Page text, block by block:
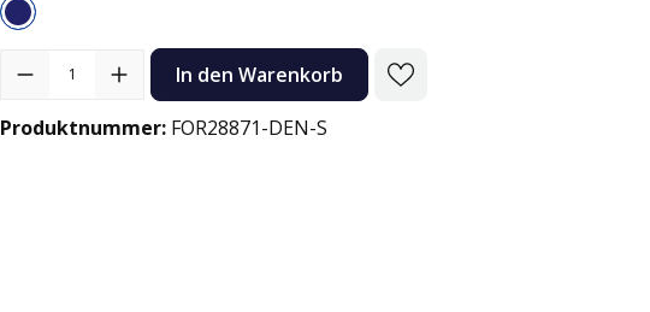
Denimblue
Produkt Anzahl: Gib den gewünschten Wert ein oder benutze die
In den Warenkorb
Produktnummer: FOR28871-DEN-S